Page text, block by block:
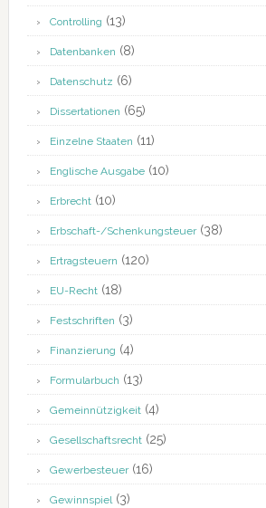
Controlling (13)
Datenbanken (8)
Datenschutz (6)
Dissertationen (65)
Einzelne Staaten (11)
Englische Ausgabe(10)
Erbrecht(10)
Erbschaft-/Schenkungsteuer(38)
Ertragsteuern (120)
EU-Recht(18)
Festschriften (3)
Finanzierung (4)
Formularbuch (13)
Gemeinnützigkeit(4)
Gesellschaftsrecht(25)
Gewerbesteuer(16)
Gewinnspiel(3)